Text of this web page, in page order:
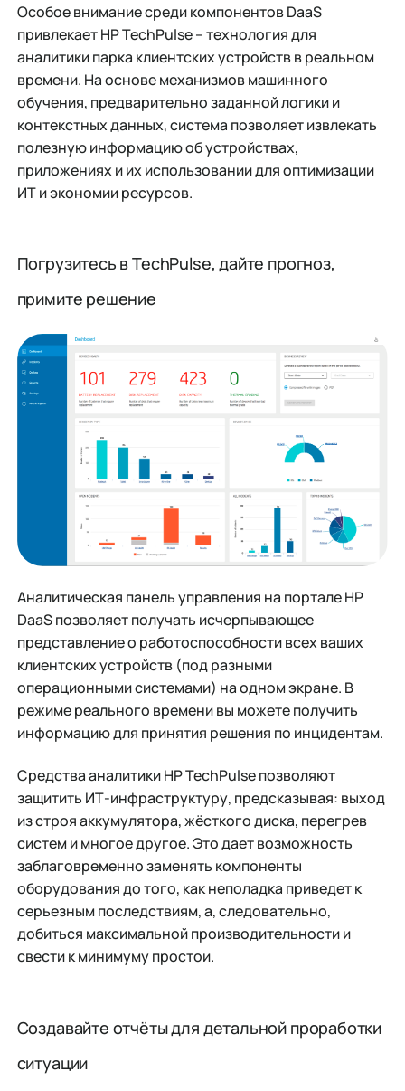
Особое внимание среди компонентов DaaS
привлекает HP TechPulse – технология для
аналитики парка клиентских устройств в реальном
времени. На основе механизмов машинного
обучения, предварительно заданной логики и
контекстных данных, система позволяет извлекать
полезную информацию об устройствах,
приложениях и их использовании для оптимизации
ИТ и экономии ресурсов.
Погрузитесь в TechPulse, дайте прогноз,
примите решение
Аналитическая панель управления на портале HP
DaaS позволяет получать исчерпывающее
представление о работоспособности всех ваших
клиентских устройств (под разными
операционными системами) на одном экране. В
режиме реального времени вы можете получить
информацию для принятия решения по инцидентам.
Средства аналитики НР TechPulse позволяют
защитить ИТ-инфраструктуру, предсказывая: выход
из строя аккумулятора, жёсткого диска, перегрев
систем и многое другое. Это дает возможность
заблаговременно заменять компоненты
оборудования до того, как неполадка приведет к
серьезным последствиям, а, следовательно,
добиться максимальной производительности и
свести к минимуму простои.
Создавайте отчёты для детальной проработки
ситуации